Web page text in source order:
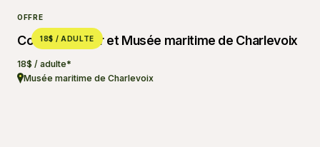
OFFRE
Combo sentier et Musée maritime de Charlevoix
18$ / ADULTE
18$ / adulte*
Musée maritime de Charlevoix